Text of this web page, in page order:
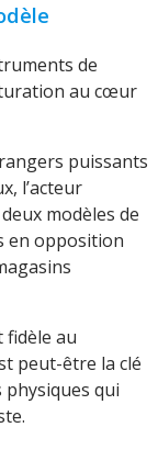
de
au cœur
puissants
l’acteur
modèles de
en opposition
fidèle au
peut-être la clé
physiques qui